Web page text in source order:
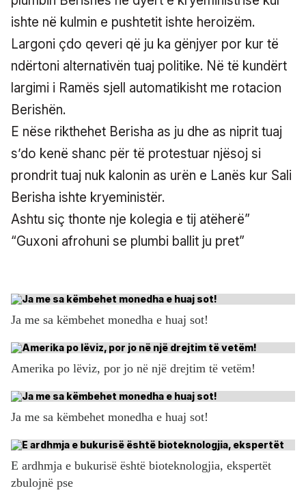
ishte në kulmin e pushtetit ishte heroizëm.
Largoni çdo qeveri që ju ka gënjyer por kur të
ndërtoni alternativën tuaj politike. Në të kundërt
largimi i Ramës sjell automatikisht me rotacion
Berishën.
E nëse rikthehet Berisha as ju dhe as niprit tuaj
s’do kenë shanc për të protestuar njësoj si
prondrit tuaj nuk kalonin as urën e Lanës kur Sali
Berisha ishte kryeministër.
Ashtu siç thonte nje kolegia e tij atëherë”
“Guxoni afrohuni se plumbi ballit ju pret”
Ja me sa këmbehet monedha e huaj sot!
Amerika po lëviz, por jo në një drejtim të vetëm!
Ja me sa këmbehet monedha e huaj sot!
E ardhmja e bukurisë është bioteknologjia, ekspertët
zbulojnë pse